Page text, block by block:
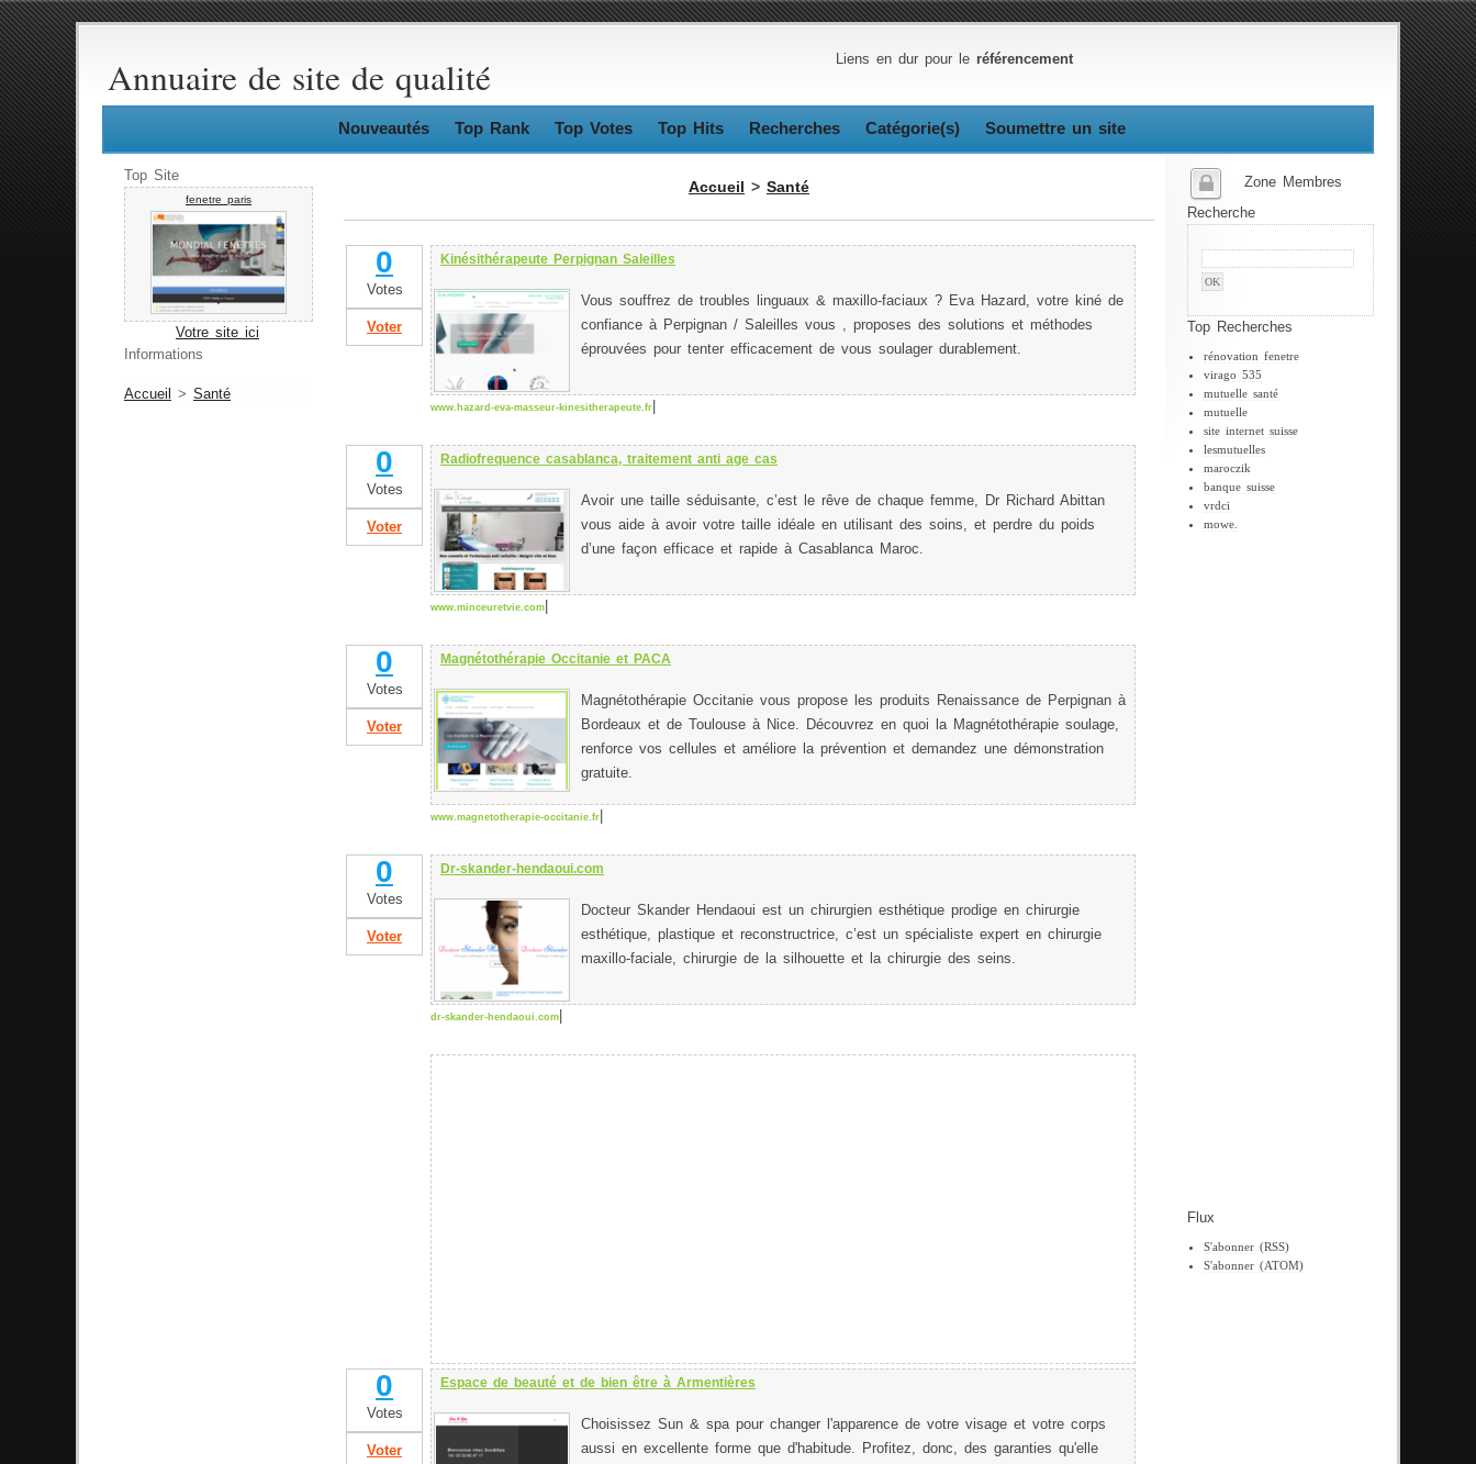
Annuaire de site de qualité Liens en dur pour le référencement
Nouveautés Top Rank Top Votes Top Hits Recherches Catégorie(s) Soumettre un site
Top Site
fenetre paris
Votre site ici
Informations
Accueil > Santé
Zone Membres
Recherche
Top Recherches
rénovation fenetre
virago 535
mutuelle santé
mutuelle
site internet suisse
lesmutuelles
maroczik
banque suisse
vrdci
mowe.
Flux
S'abonner (RSS)
S'abonner (ATOM)
Accueil > Santé
0
Votes
Voter
Kinésithérapeute Perpignan Saleilles
Vous souffrez de troubles linguaux & maxillo-faciaux ? Eva Hazard, votre kiné de
confiance à Perpignan / Saleilles vous , proposes des solutions et méthodes
éprouvées pour tenter efficacement de vous soulager durablement.
www.hazard-eva-masseur-kinesitherapeute.fr
0
Votes
Voter
Radiofrequence casablanca, traitement anti age cas
Avoir une taille séduisante, c’est le rêve de chaque femme, Dr Richard Abittan
vous aide à avoir votre taille idéale en utilisant des soins, et perdre du poids
d’une façon efficace et rapide à Casablanca Maroc.
www.minceuretvie.com
0
Votes
Voter
Magnétothérapie Occitanie et PACA
Magnétothérapie Occitanie vous propose les produits Renaissance de Perpignan à
Bordeaux et de Toulouse à Nice. Découvrez en quoi la Magnétothérapie soulage,
renforce vos cellules et améliore la prévention et demandez une démonstration
gratuite.
www.magnetotherapie-occitanie.fr
0
Votes
Voter
Dr-skander-hendaoui.com
Docteur Skander Hendaoui est un chirurgien esthétique prodige en chirurgie
esthétique, plastique et reconstructrice, c’est un spécialiste expert en chirurgie
maxillo-faciale, chirurgie de la silhouette et la chirurgie des seins.
dr-skander-hendaoui.com
0
Votes
Voter
Espace de beauté et de bien être à Armentières
Choisissez Sun & spa pour changer l'apparence de votre visage et votre corps
aussi en excellente forme que d'habitude. Profitez, donc, des garanties qu'elle